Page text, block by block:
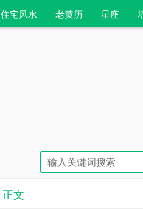
住宅风水 老黄历 星座
正文